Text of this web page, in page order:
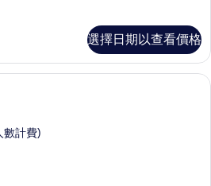
選擇日期以查看價格
客房內保險箱、書桌、遮光布/窗簾、
數計費)